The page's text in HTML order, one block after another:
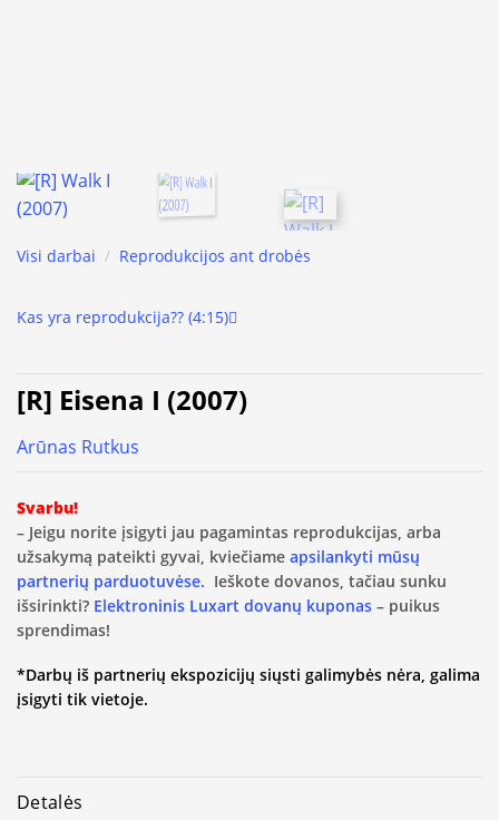
Visi darbai / Reprodukcijos ant drobės
Kas yra reprodukcija?? (4:15)
[R] Eisena I (2007)
Arūnas Rutkus
Svarbu!
– Jeigu norite įsigyti jau pagamintas reprodukcijas, arba
užsakymą pateikti gyvai, kviečiame apsilankyti mūsų
partnerių parduotuvėse. Ieškote dovanos, tačiau sunku
išsirinkti? Elektroninis Luxart dovanų kuponas – puikus
sprendimas!
*Darbų iš partnerių ekspozicijų siųsti galimybės nėra, galima
įsigyti tik vietoje.
Detalės